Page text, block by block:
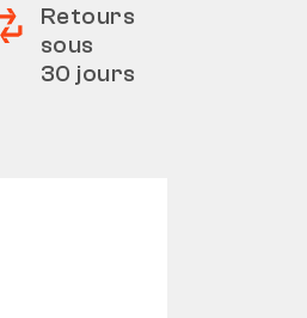
Retours
sous
30 jours